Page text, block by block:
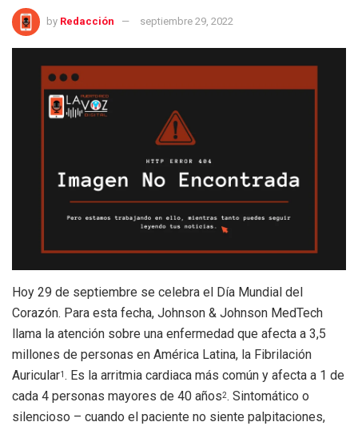
by Redacción septiembre 29, 2022
Hoy 29 de septiembre se celebra el Día Mundial del
Corazón. Para esta fecha, Johnson & Johnson MedTech
llama la atención sobre una enfermedad que afecta a 3,5
millones de personas en América Latina, la Fibrilación
Auricular1 . Es la arritmia cardiaca más común y afecta a 1 de
cada 4 personas mayores de 40 años2. Sintomático o
silencioso – cuando el paciente no siente palpitaciones,